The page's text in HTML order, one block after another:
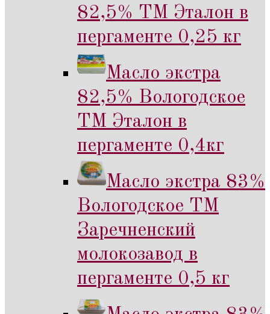
82,5% ТМ Эталон в
пергаменте 0,25 кг
Масло экстра
82,5% Вологодское
ТМ Эталон в
пергаменте 0,4кг
Масло экстра 83%
Вологодское ТМ
Заречненский
молокозавод в
пергаменте 0,5 кг